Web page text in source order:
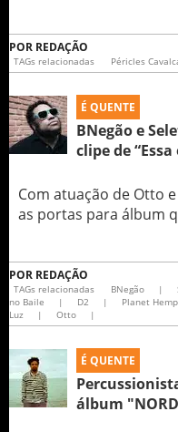
POR REDAÇÃO
TAGs relacionadas Péricles
É QUENTE
BNegão e
clipe de
Com atuação de Otto
as portas para álbum
POR REDAÇÃO
TAGs relacionadas BNegão |
no Baile
| D2 | Planet Hemp
Luz
| Otto |
É QUENTE
álbum